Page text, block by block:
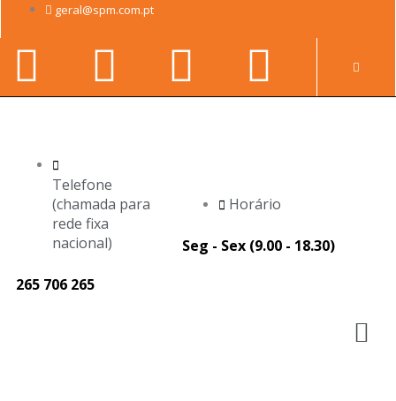
content
geral@spm.com.pt
Facebook-
f
Youtube
Linkedin-
in
Telefone
(chamada para
rede fixa
nacional)
265 706 265
Horário
Seg - Sex (9.00 - 18.30)